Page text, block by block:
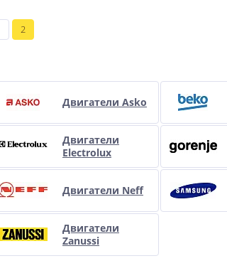
2
Двигатели Asko
Двигатели
Electrolux
Двигатели Neff
Двигатели
Zanussi